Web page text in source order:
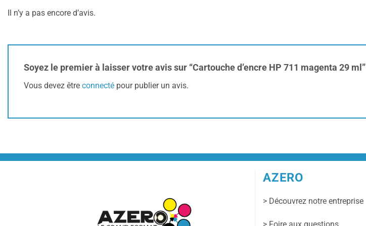
Il n’y a pas encore d’avis.
Soyez le premier à laisser votre avis sur “Cartouche d’encre HP 711 magenta 29 ml”
Vous devez être connecté pour publier un avis.
AZERO
> Découvrez notre entreprise